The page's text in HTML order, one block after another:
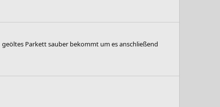
Parkett sauber bekommt um es anschließend